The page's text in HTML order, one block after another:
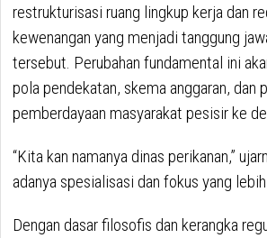
restrukturisasi ruang lingkup kerja dan
kewenangan yang menjadi tanggung
tersebut. Perubahan fundamental ini
pola pendekatan, skema anggaran, dan
pemberdayaan masyarakat pesisir ke
“Kita kan namanya dinas perikanan,”
adanya spesialisasi dan fokus yang
Dengan dasar filosofis dan kerangka